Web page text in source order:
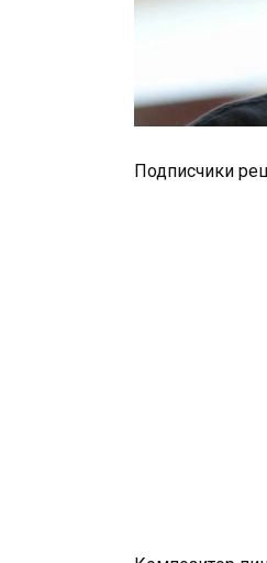
Подписчики